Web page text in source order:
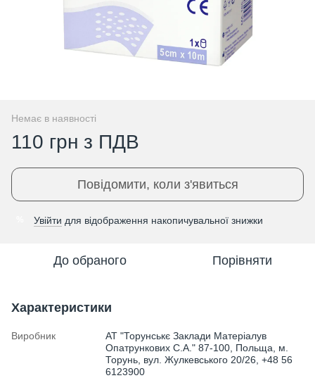
Немає в наявності
110 грн з ПДВ
Повідомити, коли з'явиться
Увійти для відображення накопичувальної знижки
До обраного Порівняти
Характеристики
Виробник
АТ "Торунськє Заклади Матеріалув
Опатрункових С.А." 87-100, Польща, м.
Торунь, вул. Жулкевського 20/26, +48 56
6123900